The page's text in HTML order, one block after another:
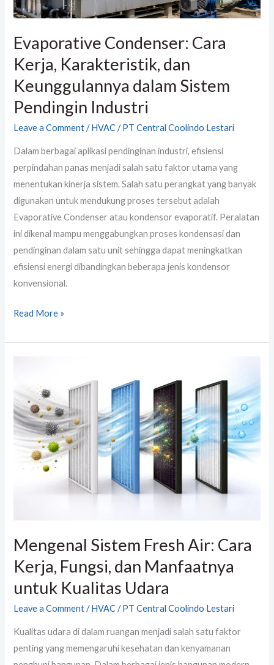
Evaporative Condenser: Cara
Kerja, Karakteristik, dan
Keunggulannya dalam Sistem
Pendingin Industri
Leave a Comment /HVAC/PT Central Coolindo Lestari
Dalam berbagai aplikasi pendinginan industri, efisiensi
perpindahan panas menjadi salah satu faktor utama yang
menentukan kinerja sistem. Salah satu perangkat yang banyak
digunakan untuk mendukung proses tersebut adalah
Evaporative Condenser atau kondensor evaporatif. Peralatan
ini dikenal mampu menggabungkan proses kondensasi dan
pendinginan dalam satu unit sehingga dapat meningkatkan
efisiensi energi dibandingkan beberapa jenis kondensor
konvensional.
Pendingin
Read More »
Mengenal Sistem Fresh Air: Cara
Kerja, Fungsi, dan Manfaatnya
untuk Kualitas Udara
Leave a Comment /HVAC/PT Central Coolindo Lestari
Kualitas udara di dalam ruangan menjadi salah satu faktor
penting yang memengaruhi kesehatan dan kenyamanan
Fresh
Air:
Cara
Kerja,
Fungsi,
Udara